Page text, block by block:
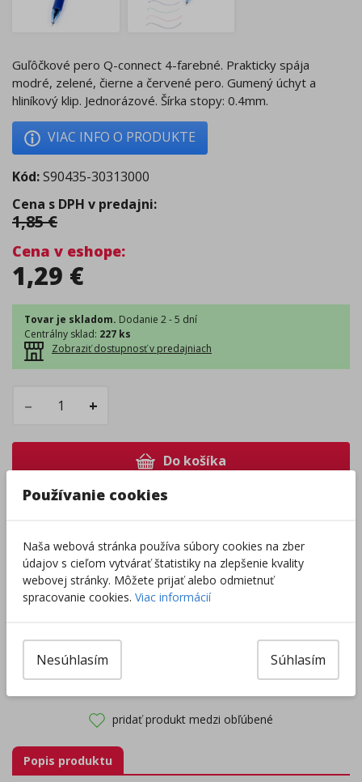
Guľôčkové pero Q-connect 4-farebné. Prakticky spája
modré, zelené, čierne a červené pero. Gumený úchyt a
hliníkový klip. Jednorázové. Šírka stopy: 0.4mm.
VIAC INFO O PRODUKTE
Kód:S90435-30313000
Cena s DPH v predajni:
1,85€
Cena v eshope:
1,29 €
Tovar je skladom. Dodanie 2 - 5 dní
Centrálny sklad: 227 ks
Zobraziť dostupnosť v predajniach
– +
Do košíka
Rozdávame darčeky na podporu vzdelávania.
Výrobca/Distribútor
pridať produkt medzi obľúbené
Popis produktu
Používanie cookies
Naša webová stránka používa súbory cookies na zber
údajov s cieľom vytvárať štatistiky na zlepšenie kvality
webovej stránky. Môžete prijať alebo odmietnuť
spracovanie cookies. Viac informácií
Súhlasím
Nesúhlasím